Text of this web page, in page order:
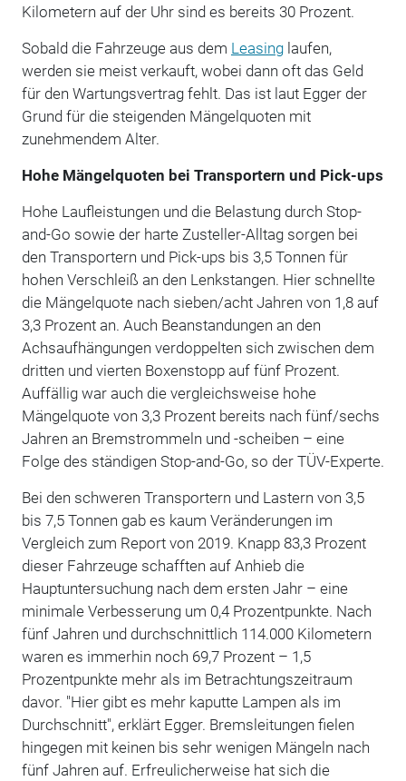
Kilometern auf der Uhr sind es bereits 30 Prozent.
Sobald die Fahrzeuge aus dem Leasinglaufen,
werden sie meist verkauft, wobei dann oft das Geld
für den Wartungsvertrag fehlt. Das ist laut Egger der
Grund für die steigenden Mängelquoten mit
zunehmendem Alter.
Hohe Mängelquoten bei Transportern und Pick-ups
Hohe Laufleistungen und die Belastung durch Stop-
and-Go sowie der harte Zusteller-Alltag sorgen bei
den Transportern und Pick-ups bis 3,5 Tonnen für
hohen Verschleiß an den Lenkstangen. Hier schnellte
die Mängelquote nach sieben/acht Jahren von 1,8 auf
3,3 Prozent an. Auch Beanstandungen an den
Achsaufhängungen verdoppelten sich zwischen dem
dritten und vierten Boxenstopp auf fünf Prozent.
Auffällig war auch die vergleichsweise hohe
Mängelquote von 3,3 Prozent bereits nach fünf/sechs
Jahren an Bremstrommeln und -scheiben – eine
Folge des ständigen Stop-and-Go, so der TÜV-Experte.
Bei den schweren Transportern und Lastern von 3,5
bis 7,5 Tonnen gab es kaum Veränderungen im
Vergleich zum Report von 2019. Knapp 83,3 Prozent
dieser Fahrzeuge schafften auf Anhieb die
Hauptuntersuchung nach dem ersten Jahr – eine
minimale Verbesserung um 0,4 Prozentpunkte. Nach
fünf Jahren und durchschnittlich 114.000 Kilometern
waren es immerhin noch 69,7 Prozent – 1,5
Prozentpunkte mehr als im Betrachtungszeitraum
davor. "Hier gibt es mehr kaputte Lampen als im
Durchschnitt", erklärt Egger. Bremsleitungen fielen
hingegen mit keinen bis sehr wenigen Mängeln nach
fünf Jahren auf. Erfreulicherweise hat sich die